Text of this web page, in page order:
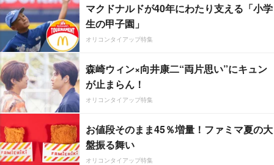
マクドナルドが40年にわたり支える「小学
生の甲子園」
オリコンタイアップ特集
森崎ウィン×向井康二“両片思い”にキュン
が止まらん！
オリコンタイアップ特集
お値段そのまま45％増量！ファミマ夏の大
盤振る舞い
オリコンタイアップ特集